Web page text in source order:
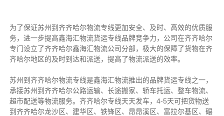
为了保证苏州到齐齐哈尔物流专线更加安全、及时、高效的优质服
务，进一步提高鑫海汇物流货运专线品牌竞争力，公司在齐齐哈尔
专门设立了齐齐哈尔鑫海汇物流公司分部，极大的保障了货物在齐
齐哈尔地区的及时到达和派送，提高了物流派送的效率。
苏州到齐齐哈尔物流专线是鑫海汇物流推出的品牌货运专线之一，
承接苏州到齐齐哈尔公路运输、长途搬家、轿车托运、整车物流、
超市配送等物流服务。 齐齐哈尔专线天天发车，4-5天可把货物送
到齐齐哈尔龙沙区、建华区、铁锋区、昂昂溪区、富拉尔基区、碾